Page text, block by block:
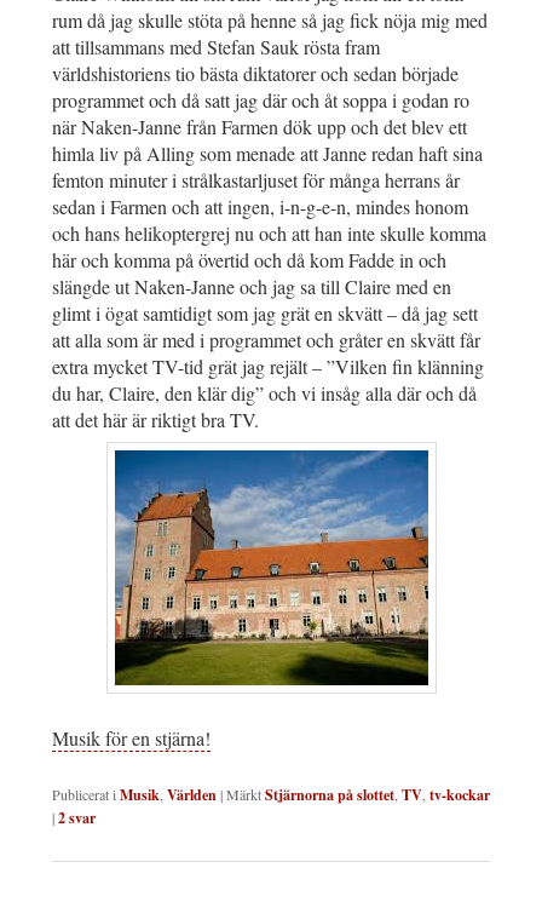
rum då jag skulle stöta på henne så jag fick nöja mig med
att tillsammans med Stefan Sauk rösta fram
världshistoriens tio bästa diktatorer och sedan började
programmet och då satt jag där och åt soppa i godan ro
när Naken-Janne från Farmen dök upp och det blev ett
himla liv på Alling som menade att Janne redan haft sina
femton minuter i strålkastarljuset för många herrans år
sedan i Farmen och att ingen, i-n-g-e-n, mindes honom
och hans helikoptergrej nu och att han inte skulle komma
här och komma på övertid och då kom Fadde in och
slängde ut Naken-Janne och jag sa till Claire med en
glimt i ögat samtidigt som jag grät en skvätt – då jag sett
att alla som är med i programmet och gråter en skvätt får
extra mycket TV-tid grät jag rejält – ”Vilken fin klänning
du har, Claire, den klär dig” och vi insåg alla där och då
att det här är riktigt bra TV.
Musik för en stjärna!
Publicerat i Musik Världen|MärktStjärnorna på slottet TV tv-kockar
|2svar